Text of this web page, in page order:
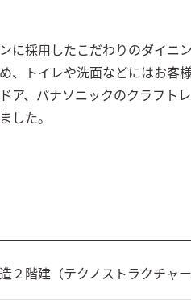
に採用したこだわりのダイニン
、トイレや洗面などにはお客
ア、パナソニックのクラフト
した。
２階建（テクノストラクチャー